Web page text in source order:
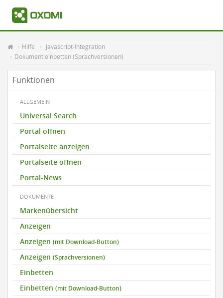
Hilfe
Javascript-Integration
Dokument einbetten (Sprachversionen)
Funktionen
ALLGEMEIN
Universal Search
Portal öffnen
Portalseite anzeigen
Portalseite öffnen
Portal-News
DOKUMENTE
Markenübersicht
Anzeigen
Anzeigen (mit Download-Button)
Anzeigen (Sprachversionen)
Einbetten
Einbetten (mit Download-Button)